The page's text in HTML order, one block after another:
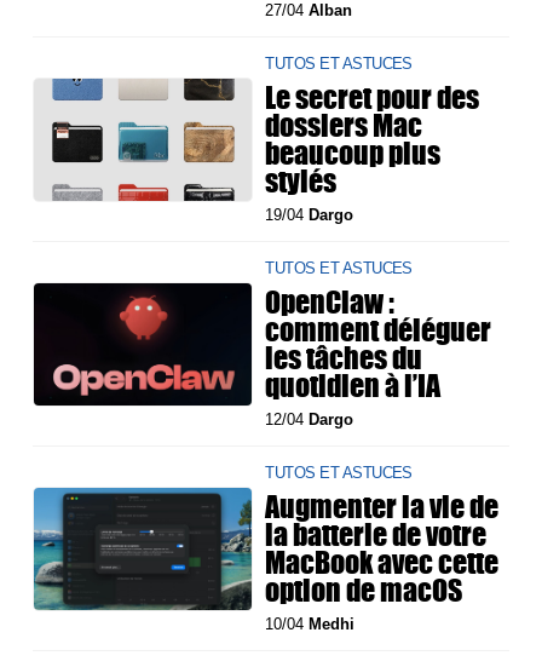
27/04Alban
TUTOS ET ASTUCES
Le secret pour des
dossiers Mac
beaucoup plus
stylés
19/04 Dargo
TUTOS ET ASTUCES
OpenClaw :
comment déléguer
les tâches du
quotidien à l’IA
12/04 Dargo
TUTOS ET ASTUCES
Augmenter la vie de
la batterie de votre
MacBook avec cette
option de macOS
10/04 Medhi